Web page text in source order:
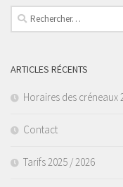
Rechercher :
ARTICLES RÉCENTS
Horaires des créneaux
Contact
Tarifs 2025 / 2026